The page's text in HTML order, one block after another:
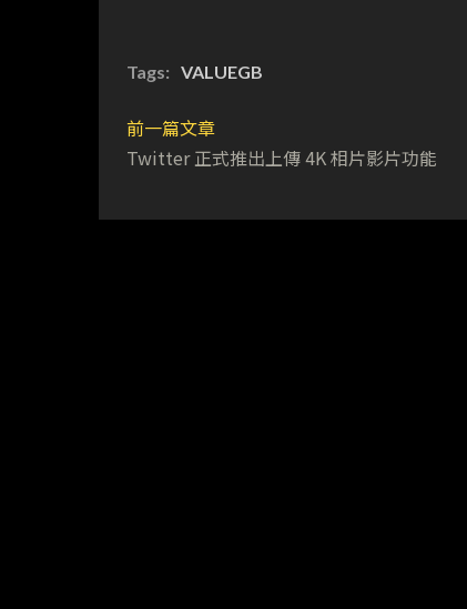
Tags: VALUEGB
前一篇文章
Twitter 正式推出上傳 4K 相片影片功能